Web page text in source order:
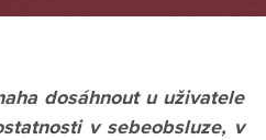
dosáhnout u uživatele
v sebeobsluze, v